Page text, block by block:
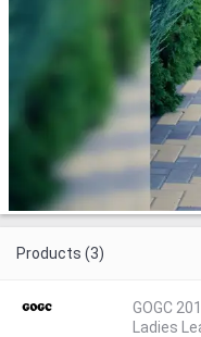
Products (3)
GOGC
Ladies